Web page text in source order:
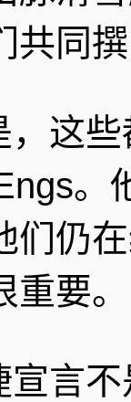
同
，这
。
们仍
要。
宣言